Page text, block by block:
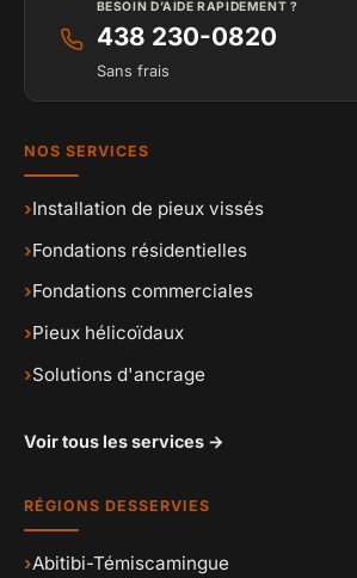
BESOIN D’AIDE RAPIDEMENT ?
438 230-0820
Sans frais
NOS SERVICES
›Installation de pieux vissés
›Fondations résidentielles
›Fondations commerciales
›Pieux hélicoïdaux
›Solutions d'ancrage
Voir tous les services →
RÉGIONS DESSERVIES
›Abitibi-Témiscamingue